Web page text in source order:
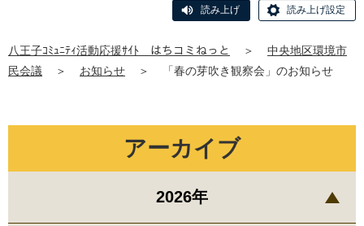
読み上げ 読み上げ設定
八王子ｺﾐｭﾆﾃｨ活動応援ｻｲﾄ はちコミねっと ＞
中央地区環境市
民会議
＞ お知らせ ＞ 「春の芽吹き観察会」のお知らせ
アーカイブ
2026年